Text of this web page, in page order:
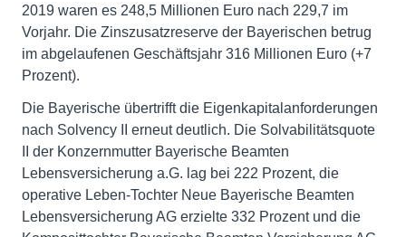
2019 waren es 248,5 Millionen Euro nach 229,7 im
Vorjahr. Die Zinszusatzreserve der Bayerischen betrug
im abgelaufenen Geschäftsjahr 316 Millionen Euro (+7
Prozent).
Die Bayerische übertrifft die Eigenkapitalanforderungen
nach Solvency II erneut deutlich. Die Solvabilitätsquote
II der Konzernmutter Bayerische Beamten
Lebensversicherung a.G. lag bei 222 Prozent, die
operative Leben-Tochter Neue Bayerische Beamten
Lebensversicherung AG erzielte 332 Prozent und die